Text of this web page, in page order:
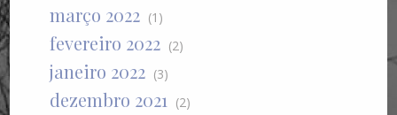
março 2022 (1)
fevereiro 2022 (2)
janeiro 2022 (3)
dezembro 2021 (2)